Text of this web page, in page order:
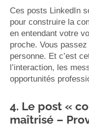
Ces posts LinkedIn
pour construire la
en entendant votre
proche. Vous
personne. Et c’est
l’interaction, les
opportunités
4. Le post «
maîtrisé –